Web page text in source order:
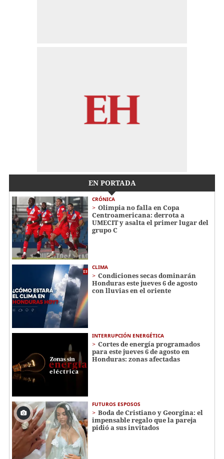
EN PORTADA
CRÓNICA
Olimpia no falla en Copa
Centroamericana: derrota a
UMECIT y asalta el primer lugar del
grupo C
CLIMA
Condiciones secas dominarán
Honduras este jueves 6 de agosto
con lluvias en el oriente
INTERRUPCIÓN ENERGÉTICA
Cortes de energía programados
para este jueves 6 de agosto en
Honduras: zonas afectadas
FUTUROS ESPOSOS
Boda de Cristiano y Georgina: el
impensable regalo que la pareja
pidió a sus invitados